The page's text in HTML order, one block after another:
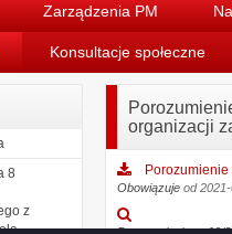
Zarządzenia PM
Konsultacje społeczne
8
z
organizacji
Obowiązuje od